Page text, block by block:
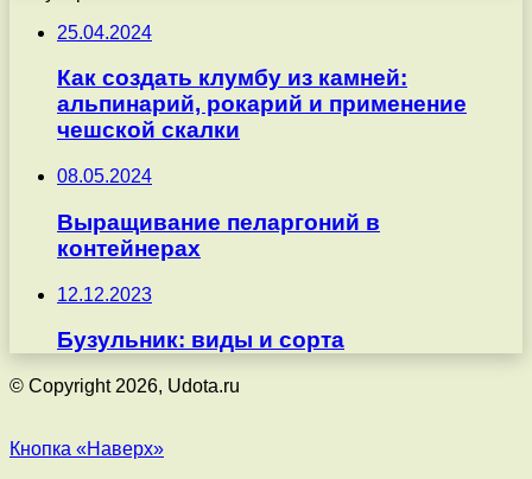
25.04.2024
Как создать клумбу из камней:
альпинарий, рокарий и применение
чешской скалки
08.05.2024
Выращивание пеларгоний в
контейнерах
12.12.2023
Бузульник: виды и сорта
© Copyright 2026, Udota.ru
Кнопка «Наверх»